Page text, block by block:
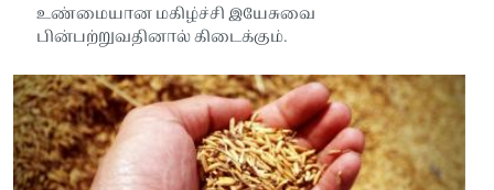
உண்மையான மகிழ்ச்சி இயேசுவை
பின்பற்றுவதினால் கிடைக்கும்.